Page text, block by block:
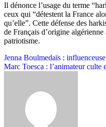
Il dénonce l’usage du terme
ceux qui “détestent la France
qu’elle”. Cette défense des
de Français d’origine
patriotisme.
Post
Jenna Boulmedaïs :
Marc Toesca : l’animateur culte